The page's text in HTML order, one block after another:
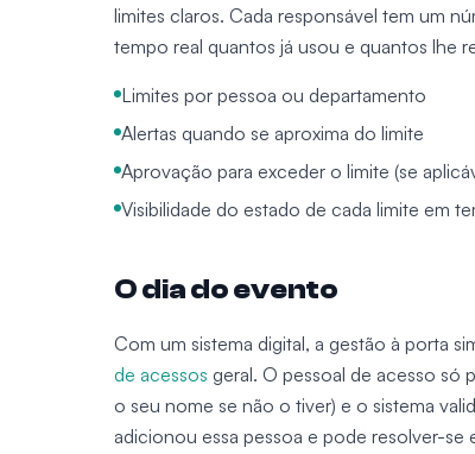
limites claros. Cada responsável tem um
tempo real quantos já usou e quantos lhe
Limites por pessoa ou departamento
Alertas quando se aproxima do limite
Aprovação para exceder o limite (se
Visibilidade do estado de cada limite em
O dia do evento
Com um sistema digital, a gestão à porta
de acessos geral. O pessoal de acesso só
o seu nome se não o tiver) e o sistema
adicionou essa pessoa e pode resolver-se